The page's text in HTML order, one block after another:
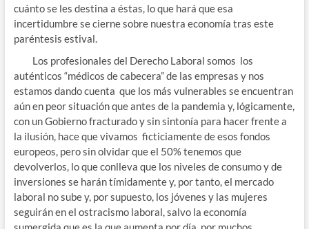
cuánto se les destina a éstas, lo que hará que esa
incertidumbre se cierne sobre nuestra economía tras este
paréntesis estival.
Los profesionales del Derecho Laboral somos los
auténticos “médicos de cabecera” de las empresas y nos
estamos dando cuenta que los más vulnerables se encuentran
aún en peor situación que antes de la pandemia y, lógicamente,
con un Gobierno fracturado y sin sintonía para hacer frente a
la ilusión, hace que vivamos ficticiamente de esos fondos
europeos, pero sin olvidar que el 50% tenemos que
devolverlos, lo que conlleva que los niveles de consumo y de
inversiones se harán tímidamente y, por tanto, el mercado
laboral no sube y, por supuesto, los jóvenes y las mujeres
seguirán en el ostracismo laboral, salvo la economía